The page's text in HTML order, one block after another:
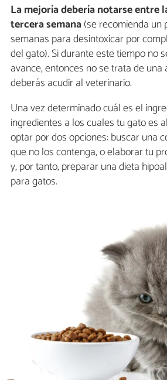
La mejoría debería notarse entre
tercera semana(se recomienda un
semanas para desintoxicar por
del gato). Si durante este tiempo no
avance, entonces no se trata de
deberás acudir al veterinario.
Una vez determinado cuál es el
ingredientes a los cuales tu gato es
optar por dos opciones: buscar una
que no los contenga, o elaborar tu
y, por tanto, preparar una dieta
para gatos.